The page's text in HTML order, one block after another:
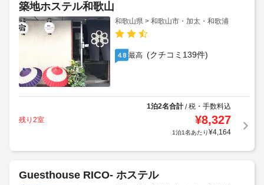
築地ホステル和歌山
和歌山県 > 和歌山市・加太・和歌浦
4.8 最高 (クチコミ139件)
1泊2名合計/税・手数料込
残り2室
¥8,327
1泊1名あたり¥4,164
Guesthouse RICO- ホステル